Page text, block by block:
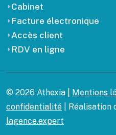
Cabinet
Facture électronique
Accès client
RDV en ligne
© 2026 Athexia | Mentions
confidentialité | Réalisation
lagence.expert